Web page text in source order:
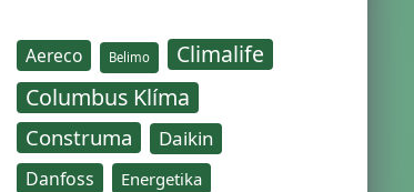
Aereco Belimo
Climalife
Columbus Klíma
Construma Daikin
Danfoss Energetika